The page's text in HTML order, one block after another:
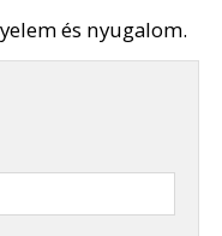
és nyugalom.